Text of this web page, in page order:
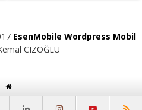
EsenMobile Wordpress Mobil
CIZOĞLU